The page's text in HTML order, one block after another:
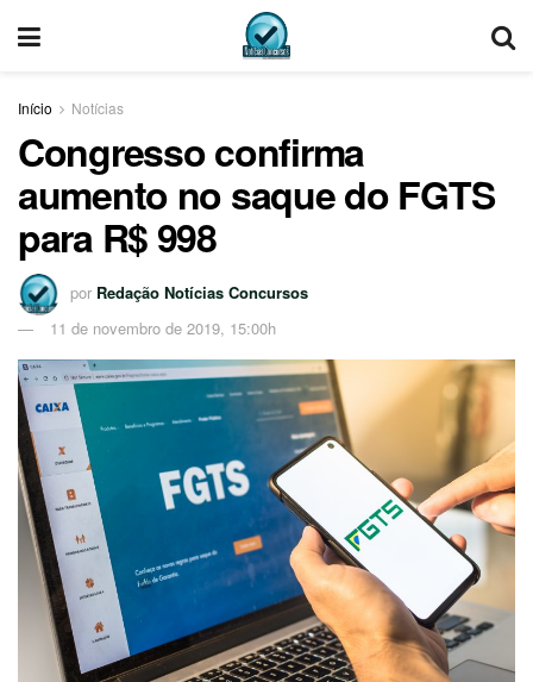
Início Notícias
Congresso confirma
aumento no saque do FGTS
para R$ 998
por Redação Notícias Concursos
11 de novembro de 2019, 15:00h